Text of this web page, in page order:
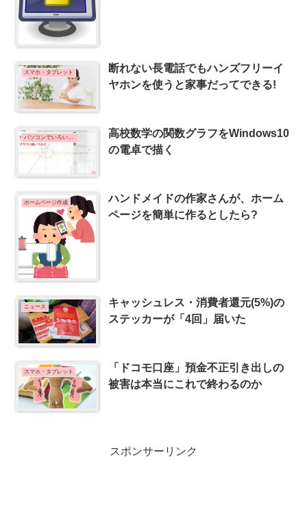
スマホ・タブレット
断れない長電話でもハンズフリーイ
ヤホンを使うと家事だってできる!
パソコンでいろいろ制作日記
高校数学の関数グラフをWindows10
の電卓で描く
ホームページ作成
ハンドメイドの作家さんが、ホーム
ページを簡単に作るとしたら?
ニュース
キャッシュレス・消費者還元(5%)の
ステッカーが「4回」届いた
スマホ・タブレット
「ドコモ口座」預金不正引き出しの
被害は本当にこれで終わるのか
スポンサーリンク